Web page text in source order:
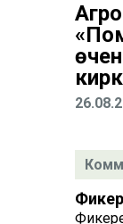
өчен
Фикер